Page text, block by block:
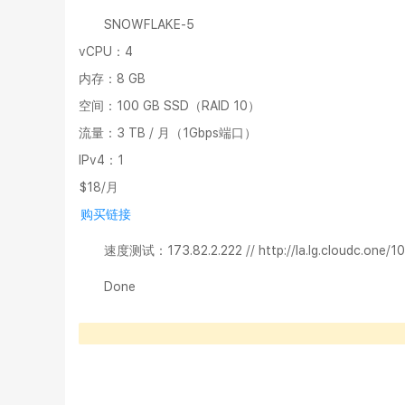
SNOWFLAKE-5
vCPU：4
内存：8 GB
空间：100 GB SSD（RAID 10）
流量：3 TB / 月（1Gbps端口）
IPv4：1
$18/月
购买链接
速度测试 ：173.82.2.222 // http://la.lg.cloudc.one/
Done